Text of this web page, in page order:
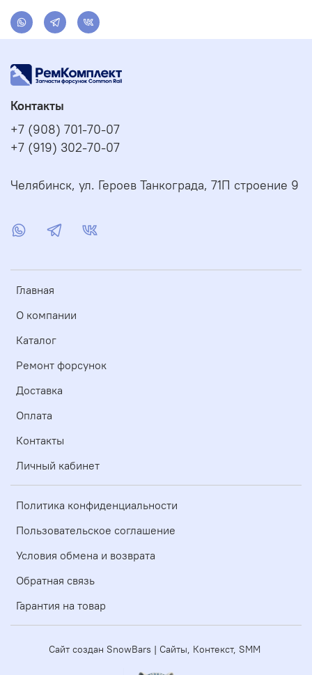
Главная
О компании
Каталог
Ремонт форсунок
Доставка
Оплата
Контакты
Личный кабинет
Политика конфиденциальности
Пользовательское соглашение
Условия обмена и возврата
Обратная связь
Гарантия на товар
Контакты
+7 (908) 701-70-07
+7 (919) 302-70-07
Челябинск, ул. Героев Танкограда, 71П строение 9
Сайт создан SnowBars | Сайты, Контекст, SMM